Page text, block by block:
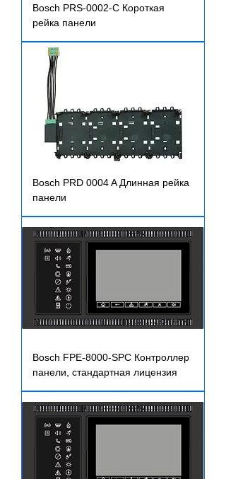
Bosch PRS-0002-C Короткая
рейка панели
Bosch PRD 0004 A Длинная рейка
панели
Bosch FPE-8000-SPC Контроллер
панели, стандартная лицензия